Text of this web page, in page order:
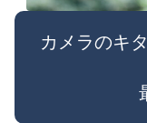
カメラのキ